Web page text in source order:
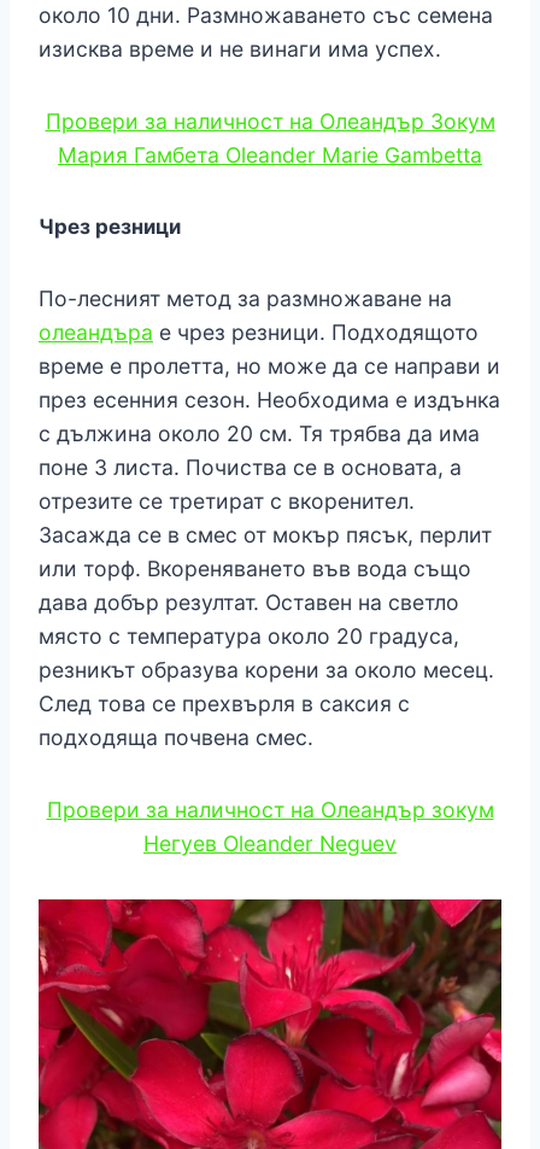
около 10 дни. Размножаването със семена
изисква време и не винаги има успех.
Провери за наличност на Олеандър Зокум
Мария Гамбета Oleander Marie Gambetta
Чрез резници
По-лесният метод за размножаване на
олеандъра е чрез резници. Подходящото
време е пролетта, но може да се направи и
през есенния сезон. Необходима е издънка
с дължина около 20 см. Тя трябва да има
поне 3 листа. Почиства се в основата, а
отрезите се третират с вкоренител.
Засажда се в смес от мокър пясък, перлит
или торф. Вкореняването във вода също
дава добър резултат. Оставен на светло
място с температура около 20 градуса,
резникът образува корени за около месец.
След това се прехвърля в саксия с
подходяща почвена смес.
Провери за наличност на Олеандър зокум
Негуев Oleander Neguev